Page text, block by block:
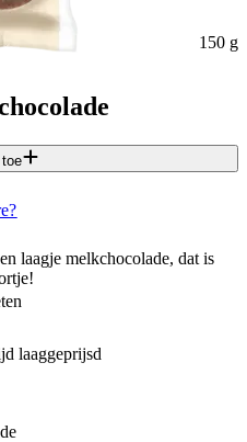
150 g
laagje melkchocolade, dat is
laaggeprijsd